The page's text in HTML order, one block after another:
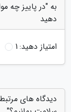
به "در پاییز چه
دهید
امتیاز دهید:1
دیدگاه های